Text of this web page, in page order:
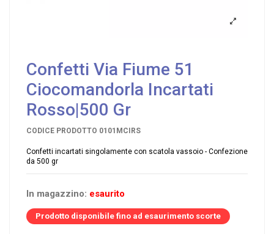
Confetti Via Fiume 51
Ciocomandorla Incartati
Rosso|500 Gr
CODICE PRODOTTO 0101MCIRS
Confetti incartati singolamente con scatola vassoio - Confezione
da 500 gr
In magazzino: esaurito
Prodotto disponibile fino ad esaurimento scorte